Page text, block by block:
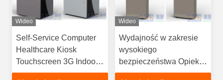
Wideo
Self-Service Computer
Healthcare Kiosk
Touchscreen 3G Indoor
Z czytnikiem kodów
Wideo
Wydajność w zakresie
wysokiego
bezpieczeństwa Opieka
zdrowotna Informacje o